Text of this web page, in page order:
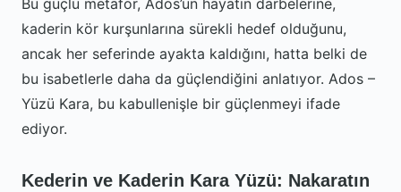
Bu güçlü metafor, Ados’un hayatın darbelerine,
kaderin kör kurşunlarına sürekli hedef olduğunu,
ancak her seferinde ayakta kaldığını, hatta belki de
bu isabetlerle daha da güçlendiğini anlatıyor. Ados –
Yüzü Kara, bu kabullenişle bir güçlenmeyi ifade
ediyor.
Kederin ve Kaderin Kara Yüzü: Nakaratın